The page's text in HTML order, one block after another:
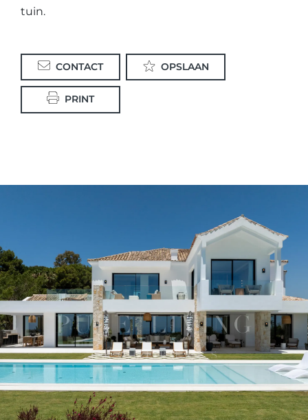
tuin.
CONTACT OPSLAAN
PRINT